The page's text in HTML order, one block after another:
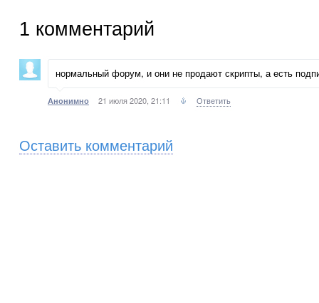
1 комментарий
нормальный форум, и они не продают скрипты, а есть
Анонимно 21 июля 2020, 21:11 Ответить
Оставить комментарий